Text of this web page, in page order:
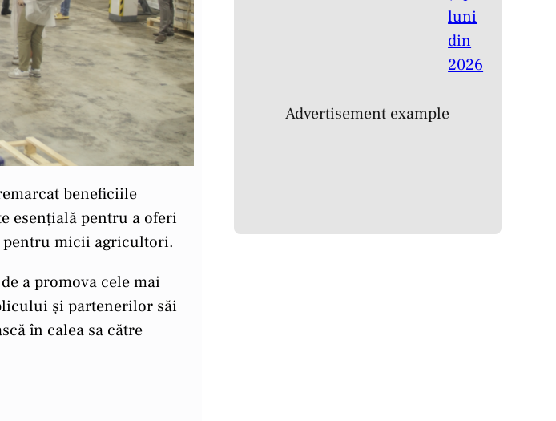
beneficiile
esențială pentru a oferi
pentru micii agricultori.
a promova cele mai
și partenerilor săi
în calea sa către
Advertisement example